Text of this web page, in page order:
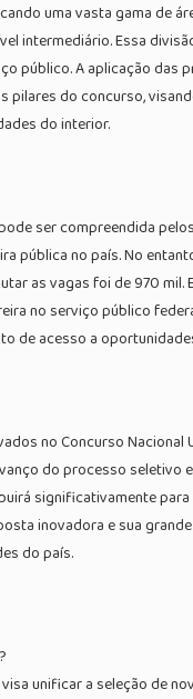
uma vasta gama de
intermediário. Essa
público. A aplicação
pilares do concurso,
do interior.
ser compreendida
pública no país. No
as vagas foi de 970
no serviço público
de acesso a
no Concurso
do processo
significativamente
inovadora e sua
do país.
unificar a seleção de